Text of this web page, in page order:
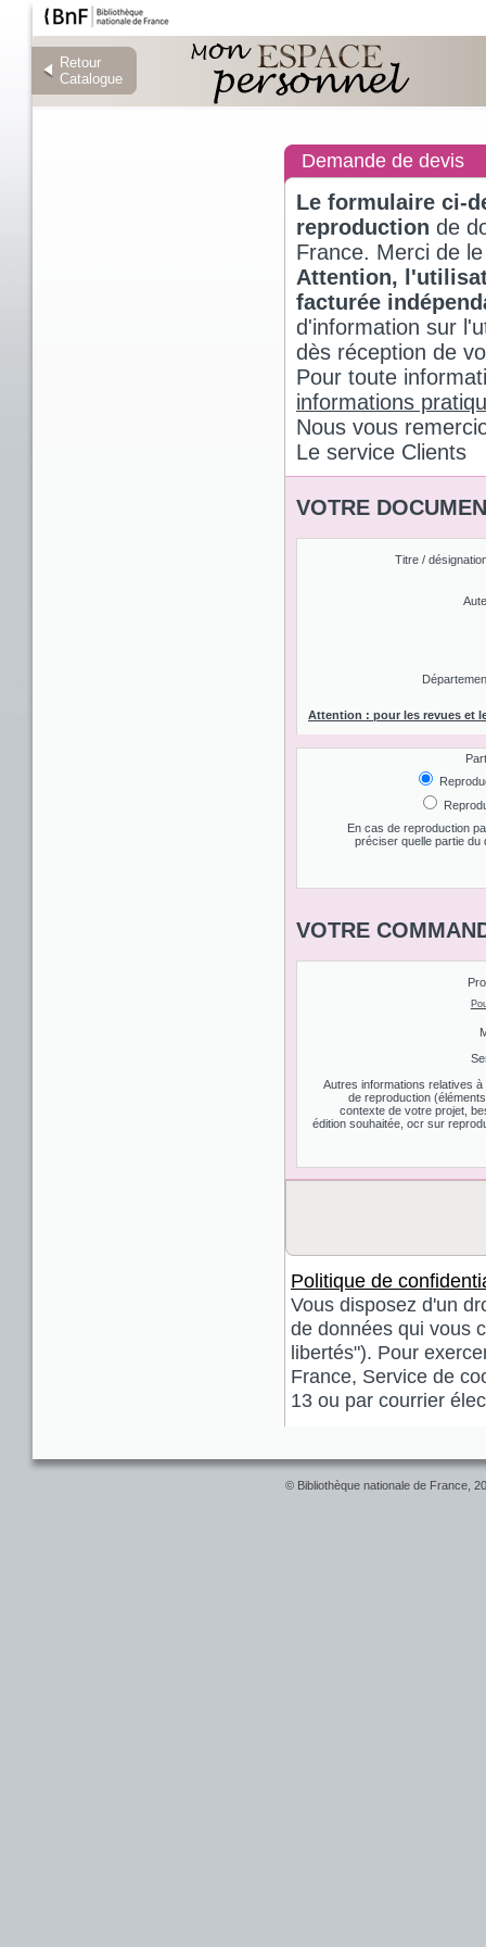
Retour
Catalogue
Retour
Catalogue
Demande de devis
Le formulaire ci-
reproduction de
France. Merci de
Attention,
facturée
d'information sur
dès réception de
Pour toute
informations
Nous vous
Le service Clients
VOTRE
Titre /
Attention : pour les revues et
En cas de reproduction
préciser quelle partie du
VOTRE
Autres informations relatives
de reproduction
contexte de votre projet,
édition souhaitée, ocr sur
Politique de
Vous disposez d'un
de données qui vous
libertés"). Pour
France, Service de
13 ou par courrier
© Bibliothèque nationale de France,